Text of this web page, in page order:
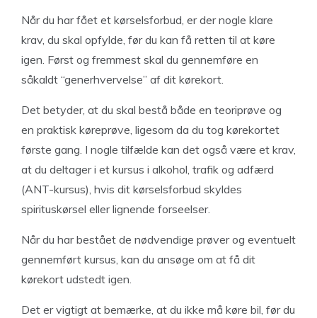
Når du har fået et kørselsforbud, er der nogle klare
krav, du skal opfylde, før du kan få retten til at køre
igen. Først og fremmest skal du gennemføre en
såkaldt “generhvervelse” af dit kørekort.
Det betyder, at du skal bestå både en teoriprøve og
en praktisk køreprøve, ligesom da du tog kørekortet
første gang. I nogle tilfælde kan det også være et krav,
at du deltager i et kursus i alkohol, trafik og adfærd
(ANT-kursus), hvis dit kørselsforbud skyldes
spirituskørsel eller lignende forseelser.
Når du har bestået de nødvendige prøver og eventuelt
gennemført kursus, kan du ansøge om at få dit
kørekort udstedt igen.
Det er vigtigt at bemærke, at du ikke må køre bil, før du